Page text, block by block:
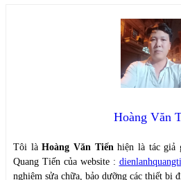
Hoàng Văn
Tôi làHoàng Văn Tiến hiện là tác giả
Quang Tiến của website :
nghiệm sửa chữa, bảo dưỡng các thiết bị